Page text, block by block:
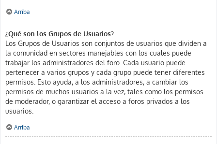
Arriba
¿Qué son los Grupos de Usuarios?
Los Grupos de Usuarios son conjuntos de usuarios que dividen a
la comunidad en sectores manejables con los cuales puede
trabajar los administradores del foro. Cada usuario puede
pertenecer a varios grupos y cada grupo puede tener diferentes
permisos. Esto ayuda, a los administradores, a cambiar los
permisos de muchos usuarios a la vez, tales como los permisos
de moderador, o garantizar el acceso a foros privados a los
usuarios.
Arriba